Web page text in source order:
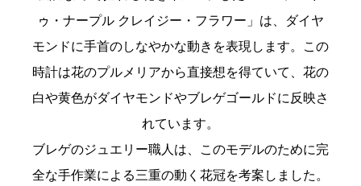
ゥ・ナープル クレイジー・フラワー」は、ダイヤ
モンドに手首のしなやかな動きを表現します。この
時計は花のプルメリアから直接想を得ていて、花の
白や黄色がダイヤモンドやブレゲゴールドに反映さ
れています。
ブレゲのジュエリー職人は、このモデルのために完
全な手作業による三重の動く花冠を考案しました。